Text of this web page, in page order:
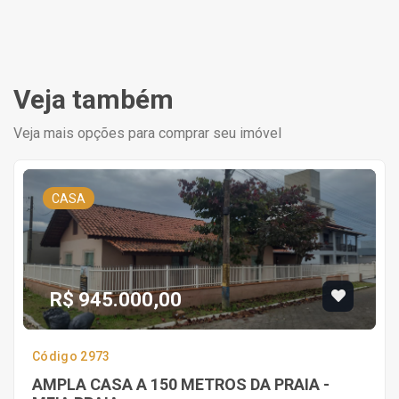
Veja também
Veja mais opções para comprar seu imóvel
CASA
R$ 945.000,00
Código 2973
AMPLA CASA A 150 METROS DA PRAIA -